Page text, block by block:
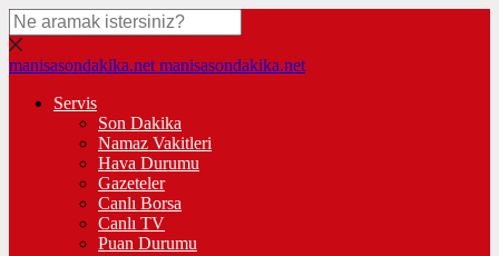
manisasondakika.net manisasondakika.net
Servis
Son Dakika
Namaz Vakitleri
Hava Durumu
Gazeteler
Canlı Borsa
Canlı TV
Puan Durumu